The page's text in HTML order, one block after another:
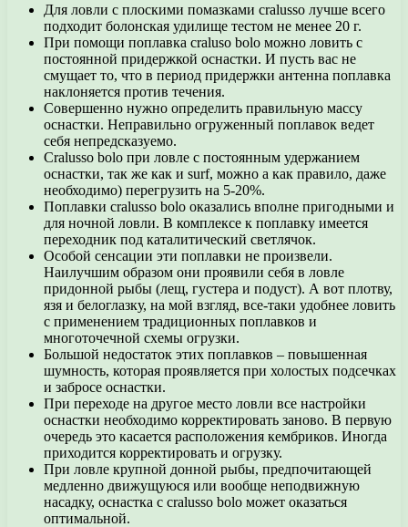
Для ловли с плоскими помазками cralusso лучше всего
подходит болонская удилище тестом не менее 20 г.
При помощи поплавка craluso bolo можно ловить с
постоянной придержкой оснастки. И пусть вас не
смущает то, что в период придержки антенна поплавка
наклоняется против течения.
Совершенно нужно определить правильную массу
оснастки. Неправильно огруженный поплавок ведет
себя непредсказуемо.
Cralusso bolo при ловле с постоянным удержанием
оснастки, так же как и surf, можно а как правило, даже
необходимо) перегрузить на 5-20%.
Поплавки cralusso bolo оказались вполне пригодными и
для ночной ловли. В комплексе к поплавку имеется
переходник под каталитический светлячок.
Особой сенсации эти поплавки не произвели.
Наилучшим образом они проявили себя в ловле
придонной рыбы (лещ, густера и подуст). А вот плотву,
язя и белоглазку, на мой взгляд, все-таки удобнее ловить
с применением традиционных поплавков и
многоточечной схемы огрузки.
Большой недостаток этих поплавков – повышенная
шумность, которая проявляется при холостых подсечках
и забросе оснастки.
При переходе на другое место ловли все настройки
оснастки необходимо корректировать заново. В первую
очередь это касается расположения кембриков. Иногда
приходится корректировать и огрузку.
При ловле крупной донной рыбы, предпочитающей
медленно движущуюся или вообще неподвижную
насадку, оснастка с cralusso bolo может оказаться
оптимальной.